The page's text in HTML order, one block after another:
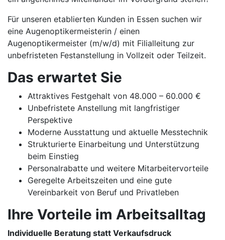
Für unseren etablierten Kunden in Essen suchen wir
eine Augenoptikermeisterin / einen
Augenoptikermeister (m/w/d) mit Filialleitung zur
unbefristeten Festanstellung in Vollzeit oder Teilzeit.
Das erwartet Sie
Attraktives Festgehalt von 48.000 – 60.000 €
Unbefristete Anstellung mit langfristiger
Perspektive
Moderne Ausstattung und aktuelle Messtechnik
Strukturierte Einarbeitung und Unterstützung
beim Einstieg
Personalrabatte und weitere Mitarbeitervorteile
Geregelte Arbeitszeiten und eine gute
Vereinbarkeit von Beruf und Privatleben
Ihre Vorteile im Arbeitsalltag
Individuelle Beratung statt Verkaufsdruck